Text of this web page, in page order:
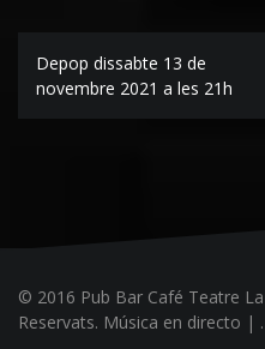
Navegación
de
Depop dissabte 13 de
novembre 2021 a les 21h
© 2016 Pub Bar Café Teatre
Reservats. Música en directo | .